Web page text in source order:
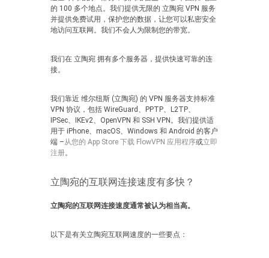
的 100 多个地点。我们提供无限的 立陶宛 VPN 服务
并提供免费试用，保护您的数据，让您可以私密安全
地访问互联网。我们不会人为限制您的带宽。
我们在 立陶宛 拥有多个服务器，提供快速可靠的连
接。
我们靠近 维尔纽斯 (立陶宛) 的 VPN 服务器支持标准
VPN 协议，包括 WireGuard、PPTP、L2TP、
IPSec、IKEv2、OpenVPN 和 SSH VPN。我们提供适
用于 iPhone、macOS、Windows 和 Android 的客户
端 –从您的 App Store 下载 FlowVPN 应用程序或立即
注册。
立陶宛的互联网连接速度有多快？
立陶宛的互联网连接速度通常被认为相当高。
以下是有关立陶宛互联网速度的一些要点：